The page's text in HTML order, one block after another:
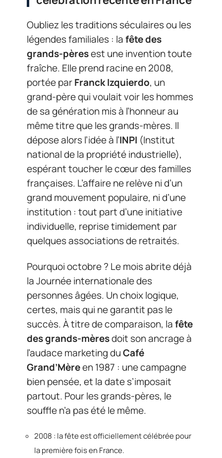
Oubliez les traditions séculaires ou les
légendes familiales : lafête des
grands-pèresest une invention toute
fraîche. Elle prend racine en 2008,
portée parFranck Izquierdo, un
grand-père qui voulait voir les hommes
de sa génération mis à l’honneur au
même titre que les grands-mères. Il
dépose alors l’idée à l’INPI (Institut
national de la propriété industrielle),
espérant toucher le cœur des familles
françaises. L’affaire ne relève ni d’un
grand mouvement populaire, ni d’une
institution : tout part d’une initiative
individuelle, reprise timidement par
quelques associations de retraités.
Pourquoi octobre ? Le mois abrite déjà
la Journée internationale des
personnes âgées. Un choix logique,
certes, mais qui ne garantit pas le
succès. À titre de comparaison, lafête
des grands-mèresdoit son ancrage à
l’audace marketing duCafé
Grand’Mèreen 1987 : une campagne
bien pensée, et la date s’imposait
partout. Pour les grands-pères, le
souffle n’a pas été le même.
2008 : la fête est officiellement célébrée pour
la première fois en France.